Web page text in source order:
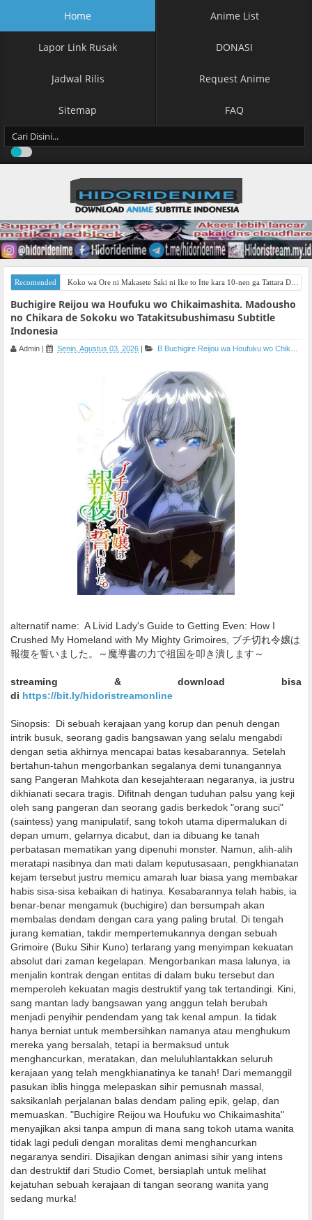
Home Anime List
Lapor Link Rusak DONASI
Jadwal Rilis Request Anime
Sitemap FAQ
Recomended Koko wa Ore ni Makasete Saki ni Ike to Itte kara 10-nen ga Tattara Densetsu ni Natteita Subtitle Indonesia
Buchigire Reijou wa Houfuku wo Chikaimashita. Madousho
no Chikara de Sokoku wo Tatakitsubushimasu Subtitle
Indonesia
Admin | Senin, Agustus 03, 2026 | B Buchigire Reijou wa Houfuku wo Chikaimashita. Madousho no Chikara de Sokoku wo Tatakitsubushimasu
alternatif name: A Livid Lady's Guide to Getting Even: How I
Crushed My Homeland with My Mighty Grimoires, ブチ切れ令嬢は
報復を誓いました。～魔導書の力で祖国を叩き潰します～
streaming & download bisa
di https://bit.ly/hidoristreamonline
Sinopsis:
Di sebuah kerajaan yang korup dan penuh dengan
intrik busuk, seorang gadis bangsawan yang selalu mengabdi
dengan setia akhirnya mencapai batas kesabarannya. Setelah
bertahun-tahun mengorbankan segalanya demi tunangannya
sang Pangeran Mahkota dan kesejahteraan negaranya, ia justru
dikhianati secara tragis. Difitnah dengan tuduhan palsu yang keji
oleh sang pangeran dan seorang gadis berkedok "orang suci"
(saintess) yang manipulatif, sang tokoh utama dipermalukan di
depan umum, gelarnya dicabut, dan ia dibuang ke tanah
perbatasan mematikan yang dipenuhi monster. Namun, alih-alih
meratapi nasibnya dan mati dalam keputusasaan, pengkhianatan
kejam tersebut justru memicu amarah luar biasa yang membakar
habis sisa-sisa kebaikan di hatinya. Kesabarannya telah habis, ia
benar-benar mengamuk (buchigire) dan bersumpah akan
membalas dendam dengan cara yang paling brutal. Di tengah
jurang kematian, takdir mempertemukannya dengan sebuah
Grimoire (Buku Sihir Kuno) terlarang yang menyimpan kekuatan
absolut dari zaman kegelapan. Mengorbankan masa lalunya, ia
menjalin kontrak dengan entitas di dalam buku tersebut dan
memperoleh kekuatan magis destruktif yang tak tertandingi. Kini,
sang mantan lady bangsawan yang anggun telah berubah
menjadi penyihir pendendam yang tak kenal ampun. Ia tidak
hanya berniat untuk membersihkan namanya atau menghukum
mereka yang bersalah, tetapi ia bermaksud untuk
menghancurkan, meratakan, dan meluluhlantakkan seluruh
kerajaan yang telah mengkhianatinya ke tanah! Dari memanggil
pasukan iblis hingga melepaskan sihir pemusnah massal,
saksikanlah perjalanan balas dendam paling epik, gelap, dan
memuaskan. "Buchigire Reijou wa Houfuku wo Chikaimashita"
menyajikan aksi tanpa ampun di mana sang tokoh utama wanita
tidak lagi peduli dengan moralitas demi menghancurkan
negaranya sendiri. Disajikan dengan animasi sihir yang intens
dan destruktif dari Studio Comet, bersiaplah untuk melihat
kejatuhan sebuah kerajaan di tangan seorang wanita yang
sedang murka!